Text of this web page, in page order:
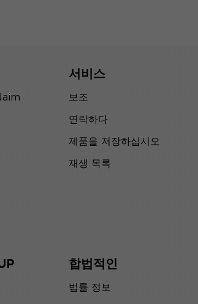
서비스
보조
연락하다
제품을 저장하십시오
재생 목록
합법적인
법률 정보